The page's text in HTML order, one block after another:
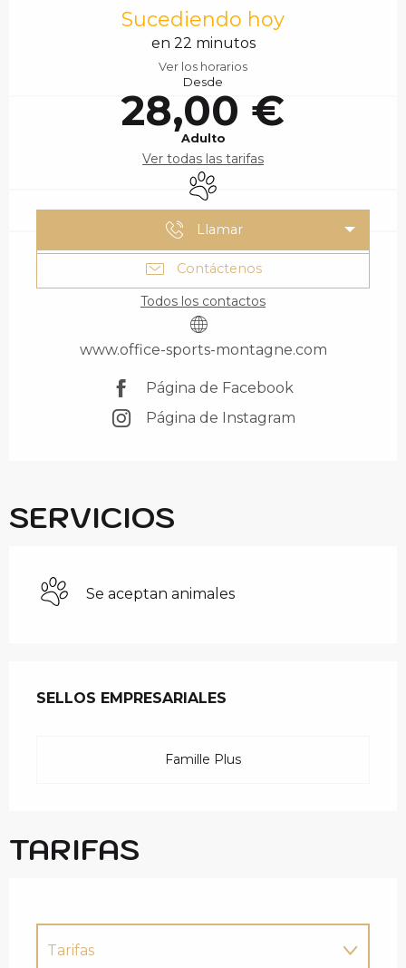
Sucediendo hoy
en 22 minutos
Ver los horarios
Desde
28,00 €
Adulto
Ver todas las tarifas
Se aceptan animales
Llamar
Contáctenos
Todos los contactos
www.office-sports-montagne.com
Página de Facebook
Página de Instagram
SERVICIOS
Se aceptan animales
SELLOS EMPRESARIALES
SELLOS EMPRESARIALES
Famille Plus
TARIFAS
Tarifas